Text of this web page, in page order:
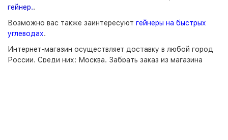
гейнер..
Возможно вас также заинтересуют гейнеры на быстрых
углеводах.
Интернет-магазин осуществляет доставку в любой город
России. Среди них: Москва. Забрать заказ из магазина